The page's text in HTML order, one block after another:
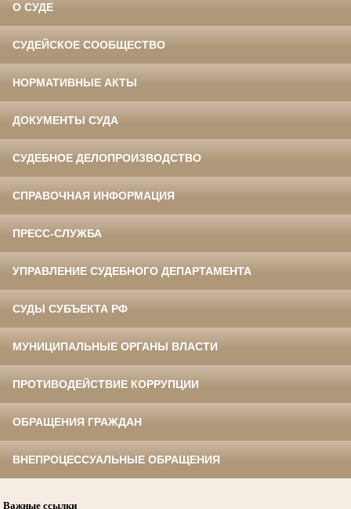
О СУДЕ
СУДЕЙСКОЕ СООБЩЕСТВО
НОРМАТИВНЫЕ АКТЫ
ДОКУМЕНТЫ СУДА
СУДЕБНОЕ ДЕЛОПРОИЗВОДСТВО
СПРАВОЧНАЯ ИНФОРМАЦИЯ
ПРЕСС-СЛУЖБА
УПРАВЛЕНИЕ СУДЕБНОГО ДЕПАРТАМЕНТА
СУДЫ СУБЪЕКТА РФ
МУНИЦИПАЛЬНЫЕ ОРГАНЫ ВЛАСТИ
ПРОТИВОДЕЙСТВИЕ КОРРУПЦИИ
ОБРАЩЕНИЯ ГРАЖДАН
ВНЕПРОЦЕССУАЛЬНЫЕ ОБРАЩЕНИЯ
Важные ссылки